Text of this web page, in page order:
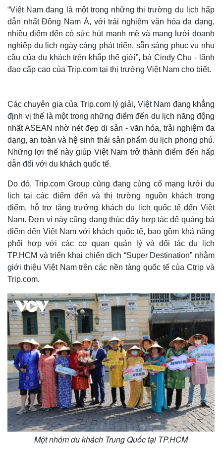
Thế giới
Quan sát
Cuộc sống đó đây
Hồ sơ
Multimedia
Video
Ảnh
E-Magazine
“Việt Nam đang là một trong những thị trường du lịch hấp
dẫn nhất Đông Nam Á, với trải nghiệm văn hóa đa dạng,
nhiều điểm đến có sức hút mạnh mẽ và mạng lưới doanh
nghiệp du lịch ngày càng phát triển, sẵn sàng phục vụ nhu
cầu của du khách trên khắp thế giới”, bà Cindy Chu - lãnh
đạo cấp cao của Trip.com tại thị trường Việt Nam cho biết.
Các chuyên gia của Trip.com lý giải, Việt Nam đang khẳng
định vị thế là một trong những điểm đến du lịch năng động
nhất ASEAN nhờ nét đẹp di sản - văn hóa, trải nghiệm đa
dạng, an toàn và hệ sinh thái sản phẩm du lịch phong phú.
Những lợi thế này giúp Việt Nam trở thành điểm đến hấp
dẫn đối với du khách quốc tế.
Do đó, Trip.com Group cũng đang củng cố mạng lưới du
lịch tại các điểm đến và thị trường nguồn khách trọng
điểm, hỗ trợ tăng trưởng khách du lịch quốc tế đến Việt
Nam. Đơn vị này cũng đang thúc đẩy hợp tác để quảng bá
điểm đến Việt Nam với khách quốc tế, bao gồm khả năng
phối hợp với các cơ quan quản lý và đối tác du lịch
TP.HCM và triển khai chiến dịch “Super Destination” nhằm
giới thiệu Việt Nam trên các nền tảng quốc tế của Ctrip và
Trip.com.
Một nhóm du khách Trung Quốc tại TP.HCM